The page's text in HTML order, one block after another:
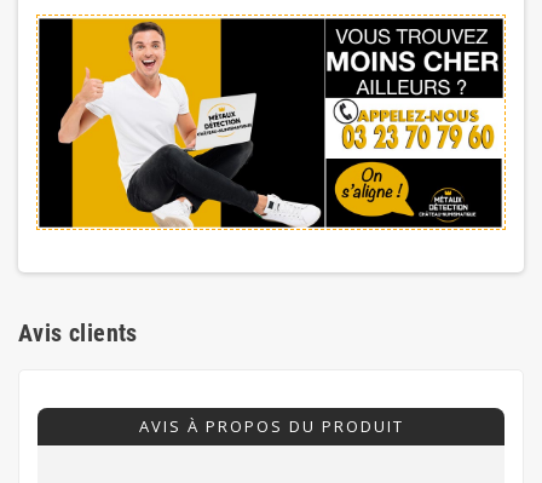
Avis clients
AVIS À PROPOS DU PRODUIT